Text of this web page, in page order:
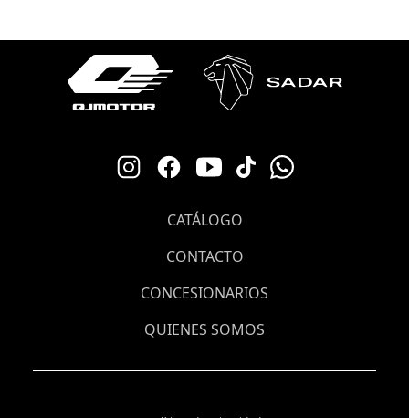
CATÁLOGO
CONTACTO
CONCESIONARIOS
QUIENES SOMOS